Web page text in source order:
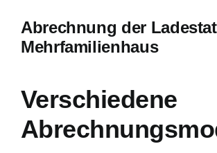
Abrechnung der
Mehrfamilienhaus
Verschiedene